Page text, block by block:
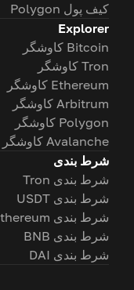
کیف پول Polygon
Explorer
Bitcoin کاوشگر
Tron کاوشگر
Ethereum کاوشگر
Arbitrum کاوشگر
Polygon کاوشگر
Avalanche کاوشگر
شرط بندی
شرط بندی Tron
شرط بندی USDT
شرط بندی Ethereum
شرط بندی BNB
شرط بندی DAI